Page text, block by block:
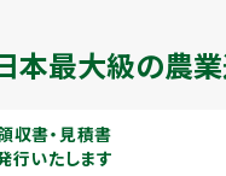
本最大級の農
収書・見積書
行いたします